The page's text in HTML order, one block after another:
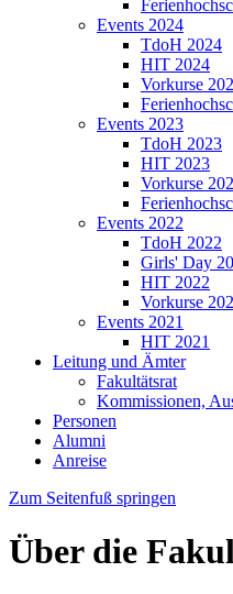
Events 2024
TdoH 2024
HIT 2024
Vorkurse
Events 2023
TdoH 2023
HIT 2023
Vorkurse
Events 2022
TdoH 2022
Girls' Day
HIT 2022
Vorkurse
Events 2021
HIT 2021
Leitung und Ämter
Fakultätsrat
Kommissionen,
Personen
Alumni
Anreise
Zum Seitenfuß springen
Über die